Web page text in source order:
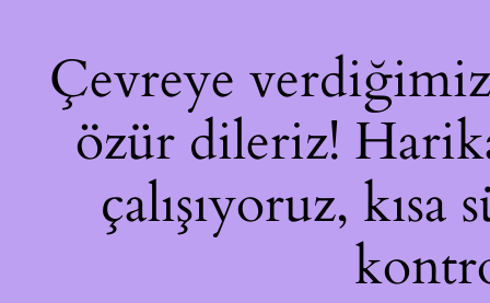
Çevreye verdiğimiz
özür dileriz!
çalışıyoruz,